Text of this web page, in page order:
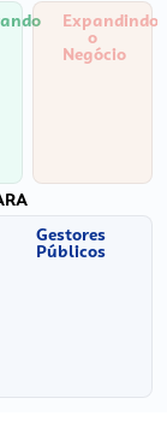
Expandindo
o
Negócio
Gestores
Públicos